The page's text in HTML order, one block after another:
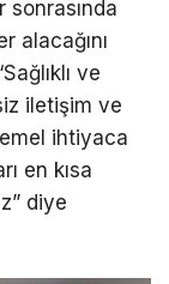
sonrasında
alacağını
ve
iletişim ve
ihtiyaca
en kısa
diye